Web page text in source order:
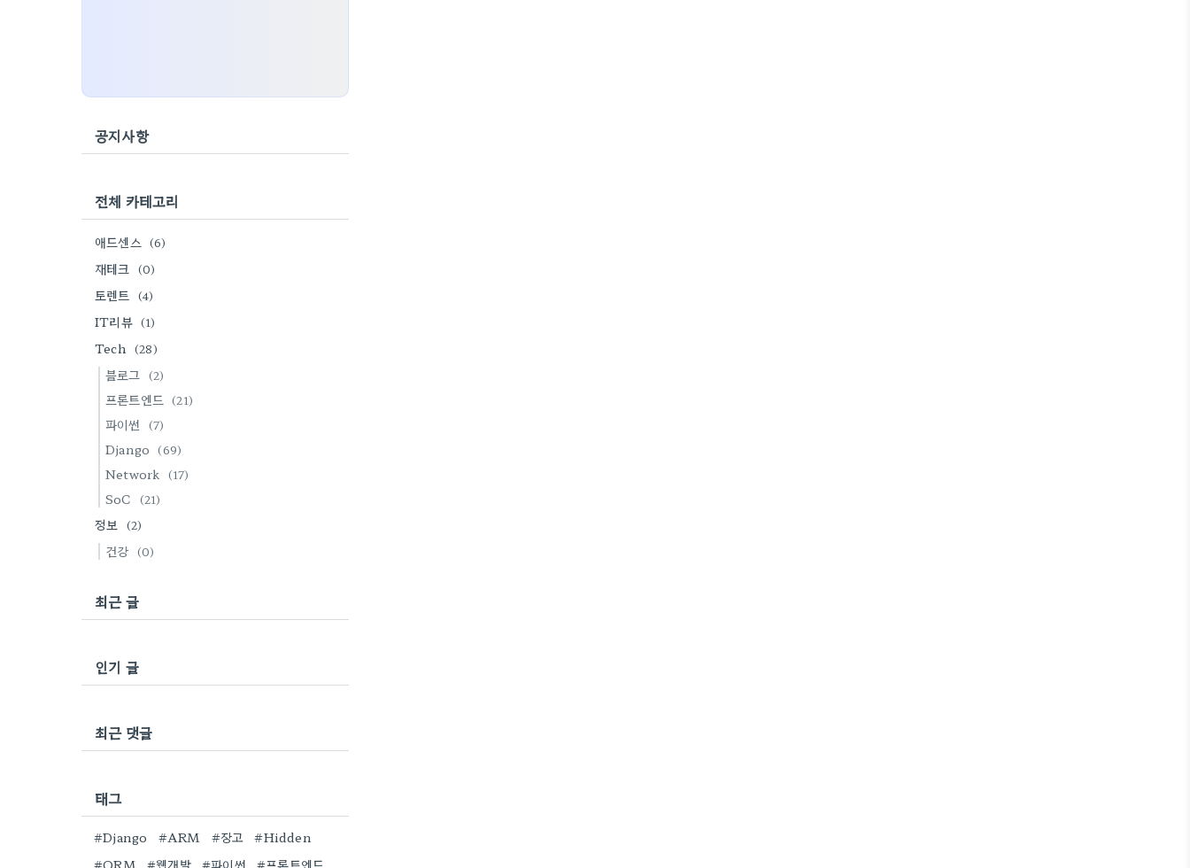
공지사항
전체 카테고리
애드센스 (6)
재테크 (0)
토렌트 (4)
IT리뷰 (1)
Tech (28)
블로그 (2)
프론트엔드 (21)
파이썬 (7)
Django (69)
Network (17)
SoC (21)
정보 (2)
건강 (0)
최근 글
인기 글
최근 댓글
태그
#Django #ARM #장고
#Hidden
#ORM
#웹개발 #파이썬 #프론트엔드